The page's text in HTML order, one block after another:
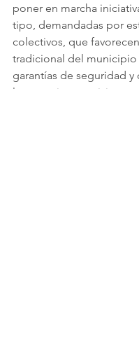
poner en marcha
tipo, demandadas por
colectivos, que
tradicional del municipio
garantías de seguridad y
los usuarios; y quisieron